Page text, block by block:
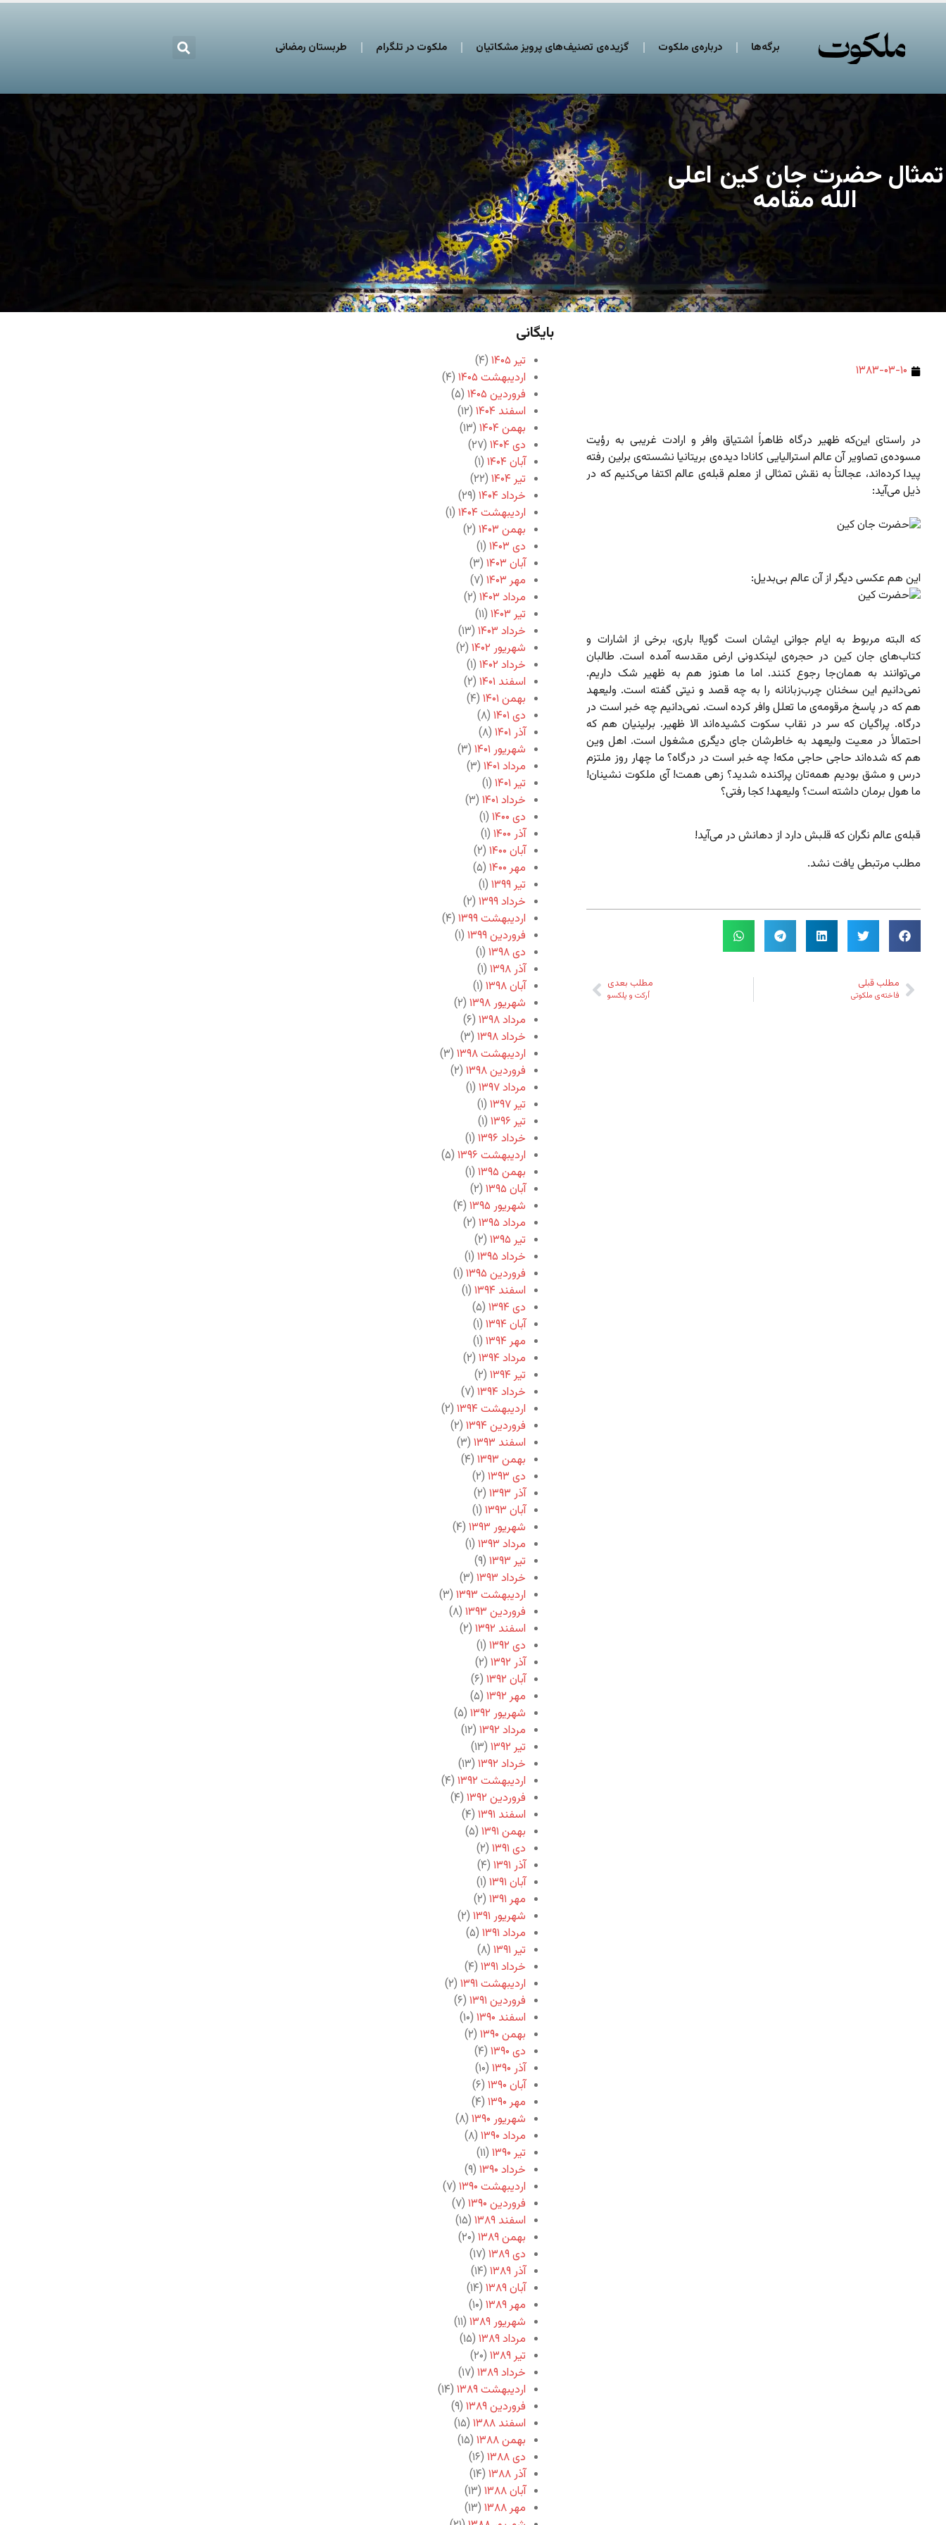
برگه‌ها درباره‌ی ملکوت گزیده‌ی تصنیف‌های پرویز مشکاتیان ملکوت در تلگرام طربستان رمضانی
تمثال حضرت جان کین اعلی
الله مقامه
۱۳۸۳-۰۳-۱۰
در راستای این‌که ظهیر درگاه ظاهراً اشتیاق وافر و ارادت غریبی به رؤیت
مسوده‌ی تصاویر آن عالم استرالیایی کانادا دیده‌ی بریتانیا نشسته‌ی برلین رفته
پیدا کرده‌اند، عجالتاً به نقش تمثالی از معلم قبله‌ی عالم اکتفا می‌کنیم که در
ذیل می‌آید:
این هم عکسی دیگر از آن عالم بی‌بدیل:
که البته مربوط به ایام جوانی ایشان است گویا! باری، برخی از اشارات و
کتاب‌های جان کین در حجره‌ی لینکدونی ارض مقدسه آمده است. طالبان
می‌توانند به همان‌جا رجوع کنند. اما ما هنوز هم به ظهیر شک داریم.
نمی‌دانیم این سخنان چرب‌زبانانه را به چه قصد و نیتی گفته است. ولیعهد
هم که در پاسخ مرقومه‌ی ما تعلل وافر کرده است. نمی‌دانیم چه خبر است در
درگاه. پراگیان که سر در نقاب سکوت کشیده‌اند الا ظهیر. برلینیان هم که
احتمالاً در معیت ولیعهد به خاطرشان جای دیگری مشغول است. اهل وین
هم که شده‌اند حاجی حاجی مکه! چه خبر است در درگاه؟ ما چهار روز ملتزم
درس و مشق بودیم همه‌تان پراکنده شدید؟ زهی همت! آی ملکوت نشینان!‌
ما هول برمان داشته است؟ ولیعهد! کجا رفتی؟
قبله‌ی عالم نگران که قلبش دارد از دهانش در می‌آید!
مطلب مرتبطی یافت نشد.
مطلب قبلی
فاخته‌ی ملکوتی
مطلب بعدی
اُرکت و پلکسو
بایگانی
تیر ۱۴۰۵
(۴)
اردیبهشت ۱۴۰۵
(۴)
فروردین ۱۴۰۵
(۵)
اسفند ۱۴۰۴
(۱۲)
بهمن ۱۴۰۴
(۱۳)
دی ۱۴۰۴
(۲۷)
آبان ۱۴۰۴
(۱)
تیر ۱۴۰۴
(۲۲)
خرداد ۱۴۰۴
(۲۹)
اردیبهشت ۱۴۰۴
(۱)
بهمن ۱۴۰۳
(۲)
دی ۱۴۰۳
(۱)
آبان ۱۴۰۳
(۳)
مهر ۱۴۰۳
(۷)
مرداد ۱۴۰۳
(۲)
تیر ۱۴۰۳
(۱۱)
خرداد ۱۴۰۳
(۱۳)
شهریور ۱۴۰۲
(۲)
خرداد ۱۴۰۲
(۱)
اسفند ۱۴۰۱
(۲)
بهمن ۱۴۰۱
(۴)
دی ۱۴۰۱
(۸)
آذر ۱۴۰۱
(۸)
شهریور ۱۴۰۱
(۳)
مرداد ۱۴۰۱
(۳)
تیر ۱۴۰۱
(۱)
خرداد ۱۴۰۱
(۳)
دی ۱۴۰۰
(۱)
آذر ۱۴۰۰
(۱)
آبان ۱۴۰۰
(۲)
مهر ۱۴۰۰
(۵)
تیر ۱۳۹۹
(۱)
خرداد ۱۳۹۹
(۲)
اردیبهشت ۱۳۹۹
(۴)
فروردین ۱۳۹۹
(۱)
دی ۱۳۹۸
(۱)
آذر ۱۳۹۸
(۱)
آبان ۱۳۹۸
(۱)
شهریور ۱۳۹۸
(۲)
مرداد ۱۳۹۸
(۶)
خرداد ۱۳۹۸
(۳)
اردیبهشت ۱۳۹۸
(۳)
فروردین ۱۳۹۸
(۲)
مرداد ۱۳۹۷
(۱)
تیر ۱۳۹۷
(۱)
تیر ۱۳۹۶
(۱)
خرداد ۱۳۹۶
(۱)
اردیبهشت ۱۳۹۶
(۵)
بهمن ۱۳۹۵
(۱)
آبان ۱۳۹۵
(۲)
شهریور ۱۳۹۵
(۴)
مرداد ۱۳۹۵
(۲)
تیر ۱۳۹۵
(۲)
خرداد ۱۳۹۵
(۱)
فروردین ۱۳۹۵
(۱)
اسفند ۱۳۹۴
(۱)
دی ۱۳۹۴
(۵)
آبان ۱۳۹۴
(۱)
مهر ۱۳۹۴
(۱)
مرداد ۱۳۹۴
(۲)
تیر ۱۳۹۴
(۲)
خرداد ۱۳۹۴
(۷)
اردیبهشت ۱۳۹۴
(۲)
فروردین ۱۳۹۴
(۲)
اسفند ۱۳۹۳
(۳)
بهمن ۱۳۹۳
(۴)
دی ۱۳۹۳
(۲)
آذر ۱۳۹۳
(۲)
آبان ۱۳۹۳
(۱)
شهریور ۱۳۹۳
(۴)
مرداد ۱۳۹۳
(۱)
تیر ۱۳۹۳
(۹)
خرداد ۱۳۹۳
(۳)
اردیبهشت ۱۳۹۳
(۳)
فروردین ۱۳۹۳
(۸)
اسفند ۱۳۹۲
(۲)
دی ۱۳۹۲
(۱)
آذر ۱۳۹۲
(۲)
آبان ۱۳۹۲
(۶)
مهر ۱۳۹۲
(۵)
شهریور ۱۳۹۲
(۵)
مرداد ۱۳۹۲
(۱۲)
تیر ۱۳۹۲
(۱۳)
خرداد ۱۳۹۲
(۱۳)
اردیبهشت ۱۳۹۲
(۴)
فروردین ۱۳۹۲
(۴)
اسفند ۱۳۹۱
(۴)
بهمن ۱۳۹۱
(۵)
دی ۱۳۹۱
(۲)
آذر ۱۳۹۱
(۴)
آبان ۱۳۹۱
(۱)
مهر ۱۳۹۱
(۲)
شهریور ۱۳۹۱
(۲)
مرداد ۱۳۹۱
(۵)
تیر ۱۳۹۱
(۸)
خرداد ۱۳۹۱
(۴)
اردیبهشت ۱۳۹۱
(۲)
فروردین ۱۳۹۱
(۶)
اسفند ۱۳۹۰
(۱۰)
بهمن ۱۳۹۰
(۲)
دی ۱۳۹۰
(۴)
آذر ۱۳۹۰
(۱۰)
آبان ۱۳۹۰
(۶)
مهر ۱۳۹۰
(۴)
شهریور ۱۳۹۰
(۸)
مرداد ۱۳۹۰
(۸)
تیر ۱۳۹۰
(۱۱)
خرداد ۱۳۹۰
(۹)
اردیبهشت ۱۳۹۰
(۷)
فروردین ۱۳۹۰
(۷)
اسفند ۱۳۸۹
(۱۵)
بهمن ۱۳۸۹
(۲۰)
دی ۱۳۸۹
(۱۷)
آذر ۱۳۸۹
(۱۴)
آبان ۱۳۸۹
(۱۴)
مهر ۱۳۸۹
(۱۰)
شهریور ۱۳۸۹
(۱۱)
مرداد ۱۳۸۹
(۱۵)
تیر ۱۳۸۹
(۲۰)
خرداد ۱۳۸۹
(۱۷)
اردیبهشت ۱۳۸۹
(۱۴)
فروردین ۱۳۸۹
(۹)
اسفند ۱۳۸۸
(۱۵)
بهمن ۱۳۸۸
(۱۵)
دی ۱۳۸۸
(۱۶)
آذر ۱۳۸۸
(۱۴)
آبان ۱۳۸۸
(۱۳)
مهر ۱۳۸۸
(۱۳)